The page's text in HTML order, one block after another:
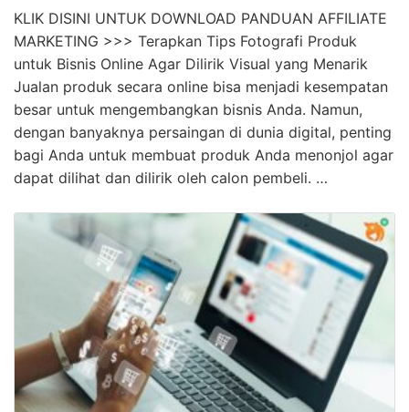
KLIK DISINI UNTUK DOWNLOAD PANDUAN AFFILIATE
MARKETING >>> Terapkan Tips Fotografi Produk
untuk Bisnis Online Agar Dilirik Visual yang Menarik
Jualan produk secara online bisa menjadi kesempatan
besar untuk mengembangkan bisnis Anda. Namun,
dengan banyaknya persaingan di dunia digital, penting
bagi Anda untuk membuat produk Anda menonjol agar
dapat dilihat dan dilirik oleh calon pembeli. …